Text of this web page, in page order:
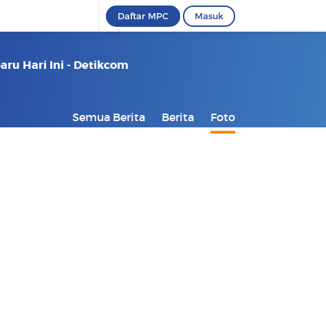
Daftar MPC Masuk
Hari Ini - Detikcom
Semua Berita Berita Foto